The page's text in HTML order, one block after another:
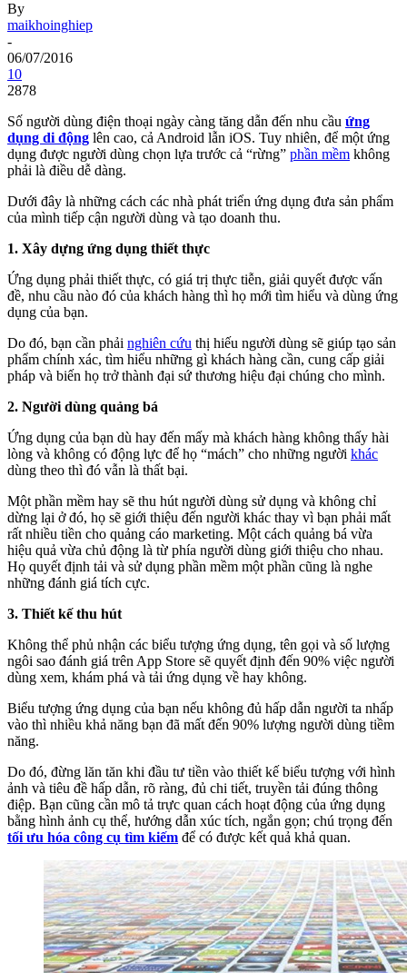
By
maikhoinghiep
-
06/07/2016
10
2878
Số người dùng điện thoại ngày càng tăng dẫn đến nhu cầu ứng
dụng di động lên cao, cả Android lẫn iOS. Tuy nhiên, để một ứng
dụng được người dùng chọn lựa trước cả “rừng” phần mềm không
phải là điều dễ dàng.
Dưới đây là những cách các nhà phát triển ứng dụng đưa sản phẩm
của mình tiếp cận người dùng và tạo doanh thu.
1. Xây dựng ứng dụng thiết thực
Ứng dụng phải thiết thực, có giá trị thực tiễn, giải quyết được vấn
đề, nhu cầu nào đó của khách hàng thì họ mới tìm hiểu và dùng ứng
dụng của bạn.
Do đó, bạn cần phải nghiên cứu thị hiếu người dùng sẽ giúp tạo sản
phẩm chính xác, tìm hiểu những gì khách hàng cần, cung cấp giải
pháp và biến họ trở thành đại sứ thương hiệu đại chúng cho mình.
2. Người dùng quảng bá
Ứng dụng của bạn dù hay đến mấy mà khách hàng không thấy hài
lòng và không có động lực để họ “mách” cho những người khác
dùng theo thì đó vẫn là thất bại.
Một phần mềm hay sẽ thu hút người dùng sử dụng và không chỉ
dừng lại ở đó, họ sẽ giới thiệu đến người khác thay vì bạn phải mất
rất nhiều tiền cho quảng cáo marketing. Một cách quảng bá vừa
hiệu quả vừa chủ động là từ phía người dùng giới thiệu cho nhau.
Họ quyết định tải và sử dụng phần mềm một phần cũng là nghe
những đánh giá tích cực.
3. Thiết kế thu hút
Không thể phủ nhận các biểu tượng ứng dụng, tên gọi và số lượng
ngôi sao đánh giá trên App Store sẽ quyết định đến 90% việc người
dùng xem, khám phá và tải ứng dụng về hay không.
Biểu tượng ứng dụng của bạn nếu không đủ hấp dẫn người ta nhấp
vào thì nhiều khả năng bạn đã mất đến 90% lượng người dùng tiềm
năng.
Do đó, đừng lăn tăn khi đầu tư tiền vào thiết kế biểu tượng với hình
ảnh và tiêu đề hấp dẫn, rõ ràng, đủ chi tiết, truyền tải đúng thông
điệp. Bạn cũng cần mô tả trực quan cách hoạt động của ứng dụng
bằng hình ảnh cụ thể, hướng dẫn xúc tích, ngắn gọn; chú trọng đến
tối ưu hóa công cụ tìm kiếm để có được kết quả khả quan.